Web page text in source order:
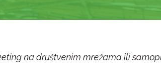
na društvenim mrežama ili